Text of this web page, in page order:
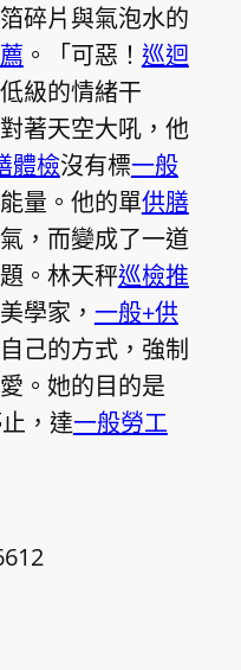
碎片與氣泡水的
。「可惡！ 巡迴
級的情緒干
著天空大吼，他
體檢沒有標一般
量。他的單供膳
，而變成了一道
。林天秤巡檢推
學家， 一般+供
己的方式，強制
。她的目的是
，達一般勞工